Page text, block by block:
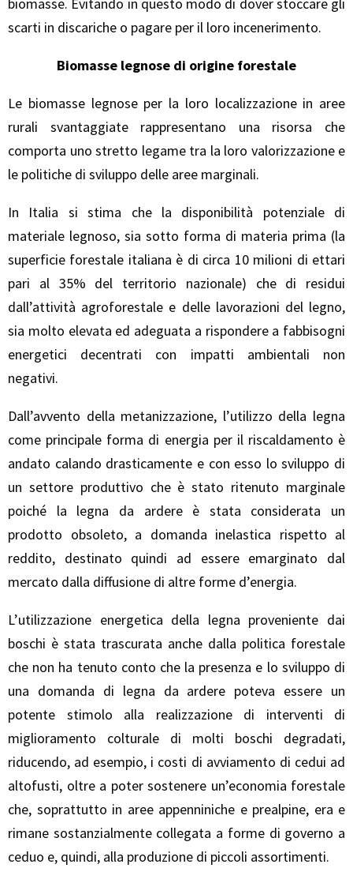
scarti in discariche o pagare per il loro incenerimento.
Biomasse legnose di origine forestale
Le biomasse legnose per la loro localizzazione in aree
rurali svantaggiate rappresentano una risorsa che
comporta uno stretto legame tra la loro valorizzazione e
le politiche di sviluppo delle aree marginali.
In Italia si stima che la disponibilità potenziale di
materiale legnoso, sia sotto forma di materia prima (la
superficie forestale italiana è di circa 10 milioni di ettari
pari al 35% del territorio nazionale) che di residui
dall’attività agroforestale e delle lavorazioni del legno,
sia molto elevata ed adeguata a rispondere a fabbisogni
energetici decentrati con impatti ambientali non
negativi.
Dall’avvento della metanizzazione, l’utilizzo della legna
come principale forma di energia per il riscaldamento è
andato calando drasticamente e con esso lo sviluppo di
un settore produttivo che è stato ritenuto marginale
poiché la legna da ardere è stata considerata un
prodotto obsoleto, a domanda inelastica rispetto al
reddito, destinato quindi ad essere emarginato dal
mercato dalla diffusione di altre forme d’energia.
L’utilizzazione energetica della legna proveniente dai
boschi è stata trascurata anche dalla politica forestale
che non ha tenuto conto che la presenza e lo sviluppo di
una domanda di legna da ardere poteva essere un
potente stimolo alla realizzazione di interventi di
miglioramento colturale di molti boschi degradati,
riducendo, ad esempio, i costi di avviamento di cedui ad
altofusti, oltre a poter sostenere un’economia forestale
che, soprattutto in aree appenniniche e prealpine, era e
rimane sostanzialmente collegata a forme di governo a
ceduo e, quindi, alla produzione di piccoli assortimenti.